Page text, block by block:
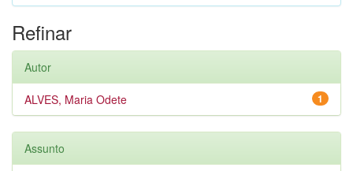
Refinar
Autor
1
ALVES, Maria Odete
Assunto